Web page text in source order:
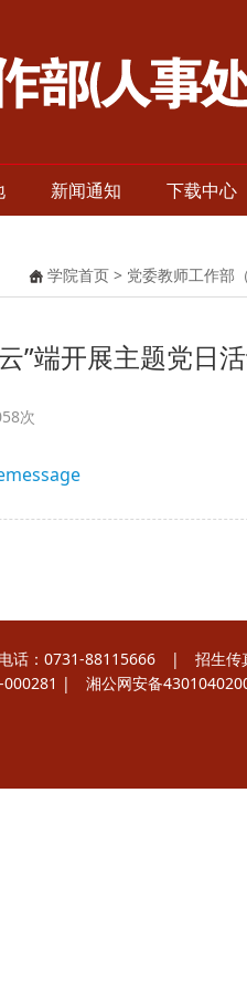
新闻通知 下载中心
学院首页 > 党委教师工作部
”端开展主题党日
次
话：0731-88115666 | 招生
000281 | 湘公网安备